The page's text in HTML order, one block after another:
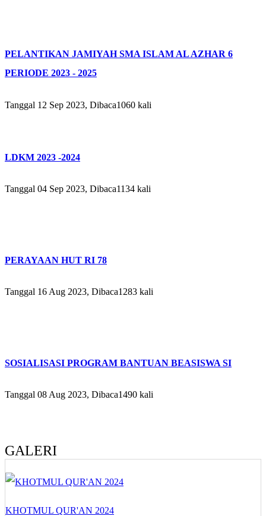
PELANTIKAN JAMIYAH SMA ISLAM AL AZHAR 6
PERIODE 2023 - 2025
Tanggal 12 Sep 2023, Dibaca1060 kali
LDKM 2023 -2024
Tanggal 04 Sep 2023, Dibaca1134 kali
PERAYAAN HUT RI 78
Tanggal 16 Aug 2023, Dibaca1283 kali
SOSIALISASI PROGRAM BANTUAN BEASISWA SI
Tanggal 08 Aug 2023, Dibaca1490 kali
GALERI
KHOTMUL QUR'AN 2024